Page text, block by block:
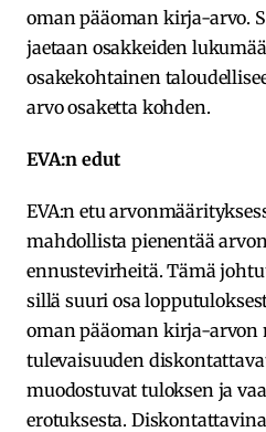
oman pääoman kirja-arvo.
jaetaan osakkeiden
osakekohtainen
arvo osaketta kohden.
EVA:n edut
EVA:n etu
mahdollista pienentää
ennustevirheitä. Tämä
sillä suuri osa
oman pääoman kirja-arvon
tulevaisuuden
muodostuvat tuloksen ja
erotuksesta.